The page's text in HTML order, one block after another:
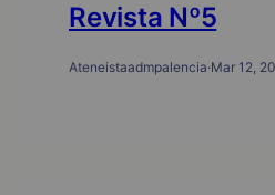
Revista Nº5
Ateneistaadmpalencia·Mar 12,